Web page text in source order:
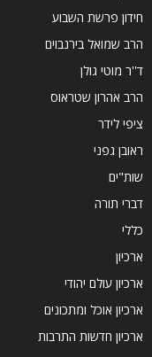
חידון פרשת השבוע
הרב שמואל בירנבוים
ד''ר מוטי גולן
הרב אהרון שטראוס
ציפי לידר
ראובן גפני
שות"ים
דברי תורה
כללי
ארכיון
ארכיון עולם יהודי
ארכיון אוכל ומתכונים
ארכיון חדשות התרבות